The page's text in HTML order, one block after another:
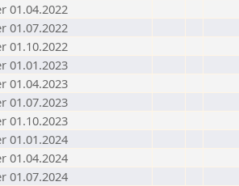
01.04.2022
01.07.2022
01.10.2022
01.01.2023
01.04.2023
01.07.2023
01.10.2023
01.01.2024
01.04.2024
01.07.2024